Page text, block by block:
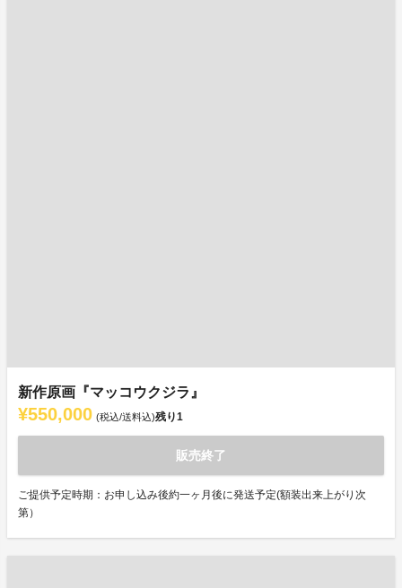
新作原画『マッコウクジラ』
¥550,000 (税込/送料込)残り1
販売終了
ご提供予定時期：お申し込み後約一ヶ月後に発送予定(額装出来上がり次
第）